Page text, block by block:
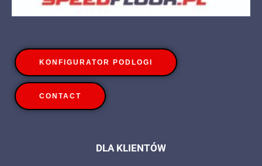
KONFIGURATOR PODLOGI
CONTACT
DLA KLIENTÓW